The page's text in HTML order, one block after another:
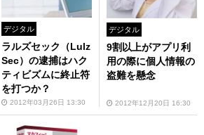
デジタル
ラルズセック（Lulz
Sec）の逮捕はハク
ティビズムに終止符
を打つか？
2012年03月26日 13:30
デジタル
9割以上がアプリ利
用の際に個人情報の
盗難を懸念
2012年12月20日 16:30